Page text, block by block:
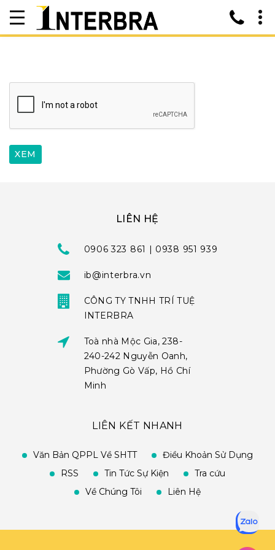
LIÊN HỆ
0906 323 861 | 0938 951 939
ib@interbra.vn
CÔNG TY TNHH TRÍ TUỆ
INTERBRA
Toà nhà Mộc Gia, 238-
240-242 Nguyễn Oanh,
Phường Gò Vấp, Hồ Chí
Minh
LIÊN KẾT NHANH
Văn Bản QPPL Về SHTT
Điều Khoản Sử Dụng
RSS
Tin Tức Sự Kiện
Tra cứu
Về Chúng Tôi
Liên Hệ